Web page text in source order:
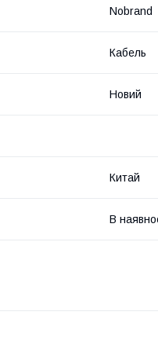
Nobrand
Кабель
Новий
Китай
В